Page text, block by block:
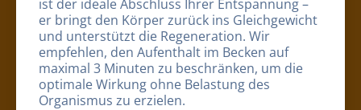
ist der ideale Abschluss Ihrer Entspannung –
er bringt den Körper zurück ins Gleichgewicht
und unterstützt die Regeneration. Wir
empfehlen, den Aufenthalt im Becken auf
maximal 3 Minuten zu beschränken, um die
optimale Wirkung ohne Belastung des
Organismus zu erzielen.